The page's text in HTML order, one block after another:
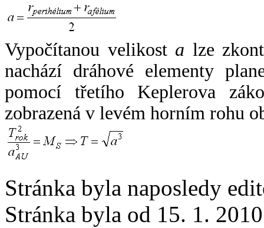
Vypočítanou velikost a lze
nachází dráhové elementy
pomocí třetího Keplerova
zobrazená v levém horním rohu
Stránka byla naposledy
Stránka byla od 15. 1.